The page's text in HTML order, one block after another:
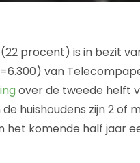
procent) is in bezit
van
over de tweede helft
huishoudens zijn 2 of
het komende half jaar